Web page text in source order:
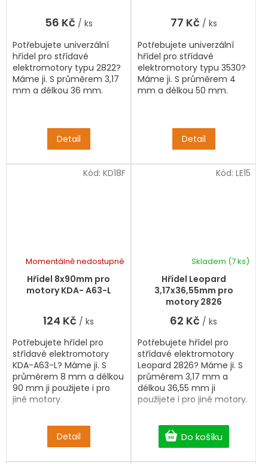
56 Kč / ks
Detail
Potřebujete univerzální
hřídel pro střídavé
elektromotory typu 2822?
Máme ji. S průměrem 3,17
mm a délkou 36 mm.
77 Kč / ks
Detail
Potřebujete univerzální
hřídel pro střídavé
elektromotory typu 3530?
Máme ji. S průměrem 4
mm a délkou 50 mm.
Hřídel 8x90mm pro
motory KDA- A63-L
Momentálně nedostupné
124 Kč / ks
Detail
Potřebujete hřídel pro
střídavé elektromotory
KDA-A63-L? Máme ji. S
průměrem 8 mm a délkou
90 mm ji použijete i pro
jiné motory.
Kód: KD18F
Hřídel Leopard
3,17x36,55mm pro
motory 2826
Skladem (7 ks)
62 Kč / ks
Do košíku
Potřebujete hřídel pro
střídavé elektromotory
Leopard 2826? Máme ji. S
průměrem 3,17 mm a
délkou 36,55 mm ji
použijete i pro jiné motory.
Kód: LE15